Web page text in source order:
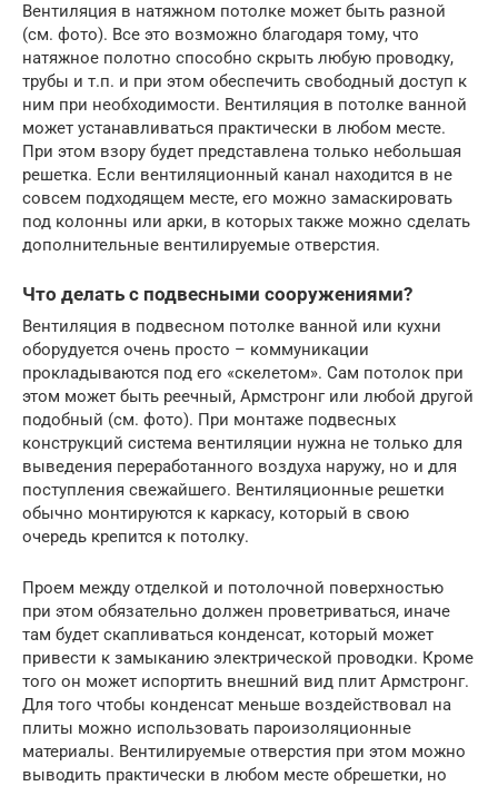
Вентиляция в натяжном потолке может быть разной
(см. фото). Все это возможно благодаря тому, что
натяжное полотно способно скрыть любую проводку,
трубы и т.п. и при этом обеспечить свободный доступ к
ним при необходимости. Вентиляция в потолке ванной
может устанавливаться практически в любом месте.
При этом взору будет представлена только небольшая
решетка. Если вентиляционный канал находится в не
совсем подходящем месте, его можно замаскировать
под колонны или арки, в которых также можно сделать
дополнительные вентилируемые отверстия.
Что делать с подвесными сооружениями?
Вентиляция в подвесном потолке ванной или кухни
оборудуется очень просто – коммуникации
прокладываются под его «скелетом». Сам потолок при
этом может быть реечный, Армстронг или любой другой
подобный (см. фото). При монтаже подвесных
конструкций система вентиляции нужна не только для
выведения переработанного воздуха наружу, но и для
поступления свежайшего. Вентиляционные решетки
обычно монтируются к каркасу, который в свою
очередь крепится к потолку.
Проем между отделкой и потолочной поверхностью
при этом обязательно должен проветриваться, иначе
там будет скапливаться конденсат, который может
привести к замыканию электрической проводки. Кроме
того он может испортить внешний вид плит Армстронг.
Для того чтобы конденсат меньше воздействовал на
плиты можно использовать пароизоляционные
материалы. Вентилируемые отверстия при этом можно
выводить практически в любом месте обрешетки, но